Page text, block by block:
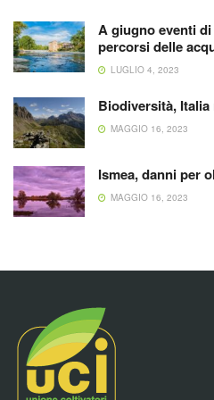
A giugno eventi
percorsi delle
LUGLIO 4, 2023
Biodiversità,
MAGGIO 16, 2023
Ismea, danni per
MAGGIO 16, 2023